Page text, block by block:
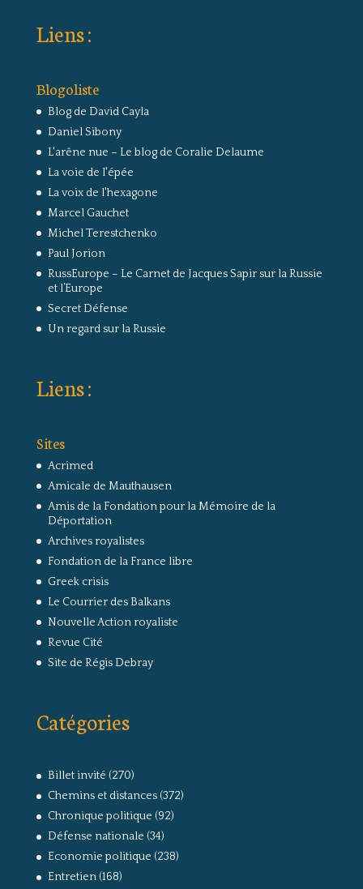
Liens :
Blogoliste
Blog de David Cayla
Daniel Sibony
L'arêne nue – Le blog de Coralie Delaume
La voie de l'épée
La voix de l'hexagone
Marcel Gauchet
Michel Terestchenko
Paul Jorion
RussEurope – Le Carnet de Jacques Sapir sur la Russie
et l’Europe
Secret Défense
Un regard sur la Russie
Liens :
Sites
Acrimed
Amicale de Mauthausen
Amis de la Fondation pour la Mémoire de la
Déportation
Archives royalistes
Fondation de la France libre
Greek crisis
Le Courrier des Balkans
Nouvelle Action royaliste
Revue Cité
Site de Régis Debray
Catégories
Billet invité (270)
Chemins et distances(372)
Chronique politique (92)
Défense nationale (34)
Economie politique (238)
Entretien(168)